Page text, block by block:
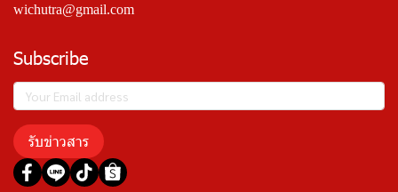
wichutra@gmail.com
Subscribe
รับข่าวสาร